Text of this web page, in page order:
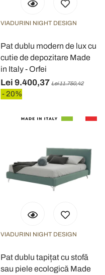
VIADURINI NIGHT DESIGN
Pat dublu modern de lux cu
cutie de depozitare Made
in Italy - Orfei
Lei 9.400,37 Lei 11.750,42
- 20%
VIADURINI NIGHT DESIGN
Pat dublu tapițat cu stofă
sau piele ecologică Made